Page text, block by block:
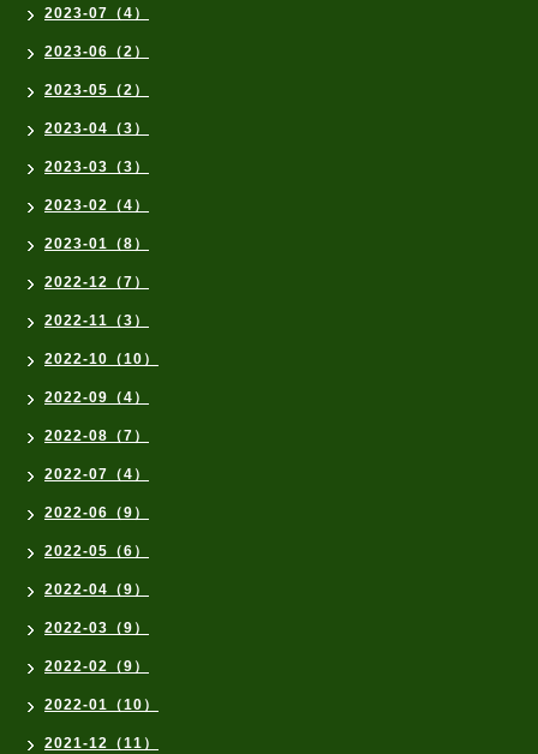
2023-07（4）
2023-06（2）
2023-05（2）
2023-04（3）
2023-03（3）
2023-02（4）
2023-01（8）
2022-12（7）
2022-11（3）
2022-10（10）
2022-09（4）
2022-08（7）
2022-07（4）
2022-06（9）
2022-05（6）
2022-04（9）
2022-03（9）
2022-02（9）
2022-01（10）
2021-12（11）